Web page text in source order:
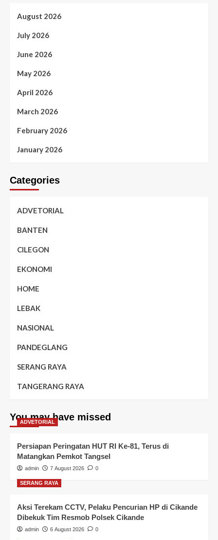
August 2026
July 2026
June 2026
May 2026
April 2026
March 2026
February 2026
January 2026
Categories
ADVETORIAL
BANTEN
CILEGON
EKONOMI
HOME
LEBAK
NASIONAL
PANDEGLANG
SERANG RAYA
TANGERANG RAYA
You may have missed
ADVETORIAL
Persiapan Peringatan HUT RI Ke-81, Terus di
Matangkan Pemkot Tangsel
admin 7 August 2026 0
SERANG RAYA
Aksi Terekam CCTV, Pelaku Pencurian HP di Cikande
Dibekuk Tim Resmob Polsek Cikande
admin 6 August 2026 0